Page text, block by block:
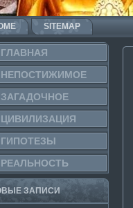
SITEMAP
ГЛАВНАЯ
НЕПОСТИ­ЖИМОЕ
ЗАГАДОЧНΟЕ
ЦИВИЛИЗАЦИЯ
ГИПОТЕЗЫ
РЕАЛЬНΟСТЬ
ЗАПИСИ